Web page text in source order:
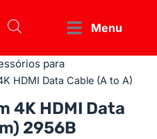
Menu
para
HDMI Data Cable (A to A)
4K HDMI Data
2956B